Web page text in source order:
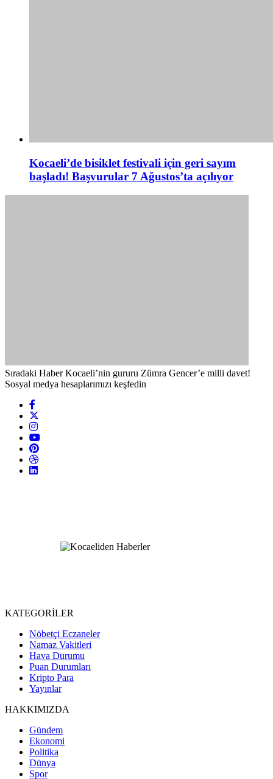
Kocaeli’de bisiklet festivali için geri sayım
başladı! Başvurular 7 Ağustos’ta açılıyor
Sıradaki Haber Kocaeli’nin gururu Zümra Gencer’e milli davet!
Sosyal medya hesaplarımızı keşfedin
KATEGORİLER
Nöbetçi Eczaneler
Namaz Vakitleri
Hava Durumu
Puan Durumları
Kripto Para
Yayınlar
HAKKIMIZDA
Gündem
Ekonomi
Politika
Dünya
Spor